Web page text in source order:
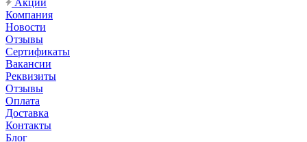
Акции
Компания
Новости
Отзывы
Сертификаты
Вакансии
Реквизиты
Отзывы
Оплата
Доставка
Контакты
Блог